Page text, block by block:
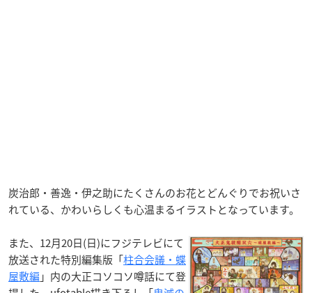
炭治郎・善逸・伊之助にたくさんのお花とどんぐりでお祝いさ
れている、かわいらしくも心温まるイラストとなっています。
また、12月20日(日)にフジテレビにて
放送された特別編集版「柱合会議・蝶
屋敷編 」内の大正コソコソ噂話にて登